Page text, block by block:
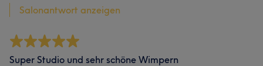
Salonantwort anzeigen
Super Studio und sehr schöne Wimpern